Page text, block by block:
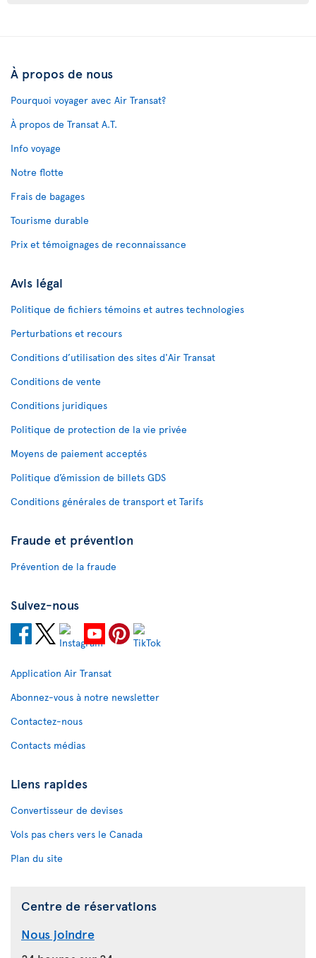
À propos de nous
Pourquoi voyager avec Air Transat?
À propos de Transat A.T.
Info voyage
Notre flotte
Frais de bagages
Tourisme durable
Prix et témoignages de reconnaissance
Avis légal
Politique de fichiers témoins et autres technologies
Perturbations et recours
Conditions d’utilisation des sites d'Air Transat
Conditions de vente
Conditions juridiques
Politique de protection de la vie privée
Moyens de paiement acceptés
Politique d’émission de billets GDS
Conditions générales de transport et Tarifs
Fraude et prévention
Prévention de la fraude
Suivez-nous
Application Air Transat
Abonnez-vous à notre newsletter
Contactez-nous
Contacts médias
Liens rapides
Convertisseur de devises
Vols pas chers vers le Canada
Plan du site
Centre de réservations
Nous joindre